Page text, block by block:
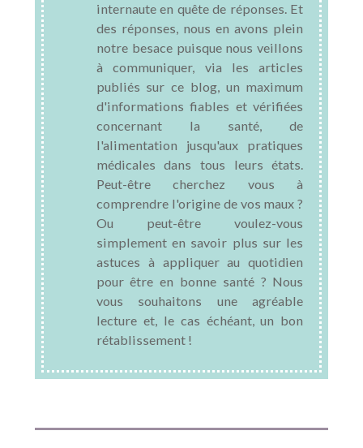
internaute en quête de réponses. Et
des réponses, nous en avons plein
notre besace puisque nous veillons
à communiquer, via les articles
publiés sur ce blog, un maximum
d'informations fiables et vérifiées
concernant la santé, de
l'alimentation jusqu'aux pratiques
médicales dans tous leurs états.
Peut-être cherchez vous à
comprendre l'origine de vos maux ?
Ou peut-être voulez-vous
simplement en savoir plus sur les
astuces à appliquer au quotidien
pour être en bonne santé ? Nous
vous souhaitons une agréable
lecture et, le cas échéant, un bon
rétablissement !